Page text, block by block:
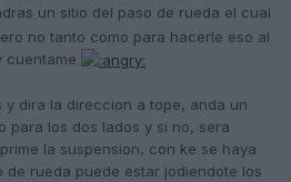
un sitio del paso de rueda el cual
no tanto como para hacerle eso al
cuentame
y dira la direccion a tope, anda un
para los dos lados y si no, sera
la suspension, con ke se haya
de rueda puede estar jodiendote los